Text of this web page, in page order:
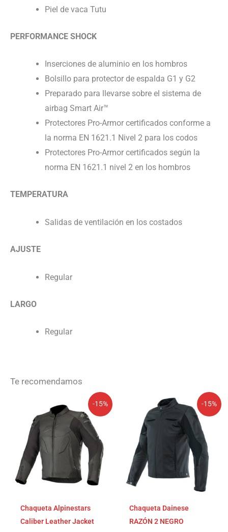
Piel de vaca Tutu
PERFORMANCE SHOCK
Inserciones de aluminio en los hombros
Bolsillo para protector de espalda G1 y G2
Preparado para llevarse sobre el sistema de
airbag Smart Air™
Protectores Pro-Armor certificados conforme a
la norma EN 1621.1 Nivel 2 para los codos
Protectores Pro-Armor certificados según la
norma EN 1621.1 nivel 2 en los hombros
TEMPERATURA
Salidas de ventilación en los costados
AJUSTE
Regular
LARGO
Regular
Te recomendamos
-15%
Chaqueta Alpinestars
Caliber Leather Jacket
precio
original
era:
589,95€.
precio
actual
es:
501,46€.
-15%
Chaqueta Dainese
RAZÓN 2 NEGRO
El
precio
original
449,95€.
precio
actual
es:
382,46€.